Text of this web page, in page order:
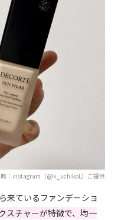
典：instagram（@k_uchikoL）ご提供
来ているファンデーショ
スチャーが特徴で、均一